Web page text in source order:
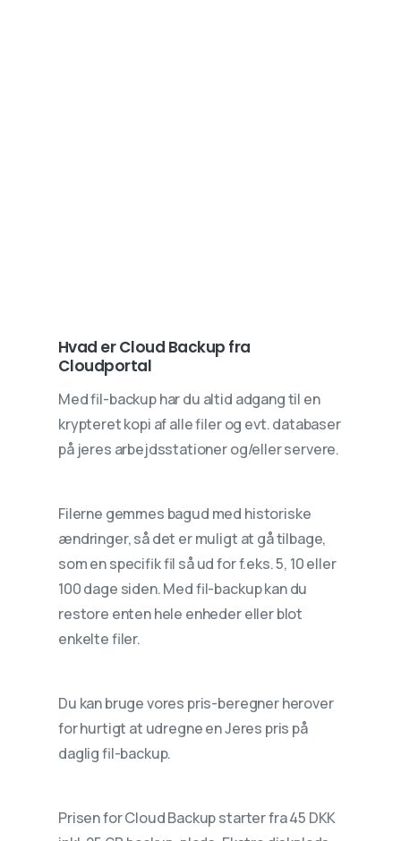
Hvad er Cloud Backup fra
Cloudportal
Med fil-backup har du altid adgang til en
krypteret kopi af alle filer og evt. databaser
på jeres arbejdsstationer og/eller servere.
Filerne gemmes bagud med historiske
ændringer, så det er muligt at gå tilbage,
som en specifik fil så ud for f.eks. 5, 10 eller
100 dage siden. Med fil-backup kan du
restore enten hele enheder eller blot
enkelte filer.
Du kan bruge vores pris-beregner herover
for hurtigt at udregne en Jeres pris på
daglig fil-backup.
Prisen for Cloud Backup starter fra 45 DKK